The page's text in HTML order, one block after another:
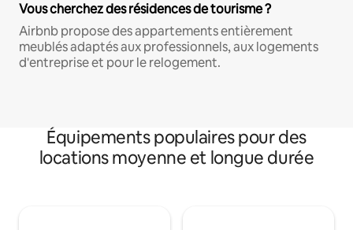
Vous cherchez des résidences de tourisme ?
Airbnb propose des appartements entièrement
meublés adaptés aux professionnels, aux logements
d'entreprise et pour le relogement.
Équipements populaires pour des
locations moyenne et longue durée